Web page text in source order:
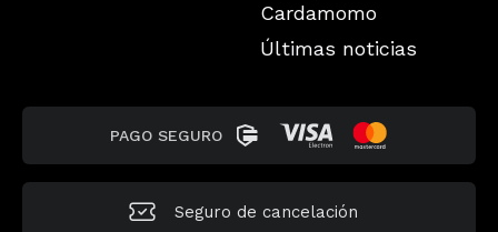
Cardamomo
Últimas noticias
PAGO SEGURO
Seguro de cancelación